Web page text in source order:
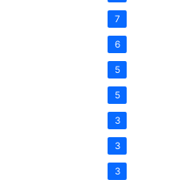
7
6
5
5
3
3
3